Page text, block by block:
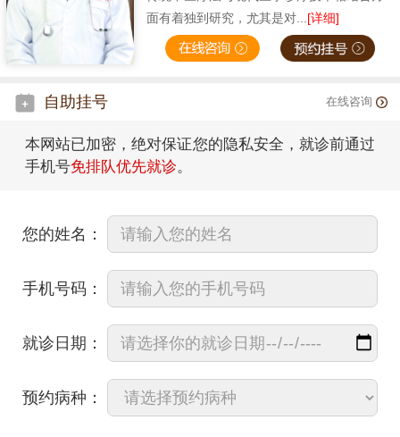
面有着独到研究，尤其是对...[详细]
自助挂号 在线咨询
本网站已加密，绝对保证您的隐私安全，就诊前通过
手机号免排队优先就诊。
您的姓名：
手机号码：
就诊日期：
预约病种：